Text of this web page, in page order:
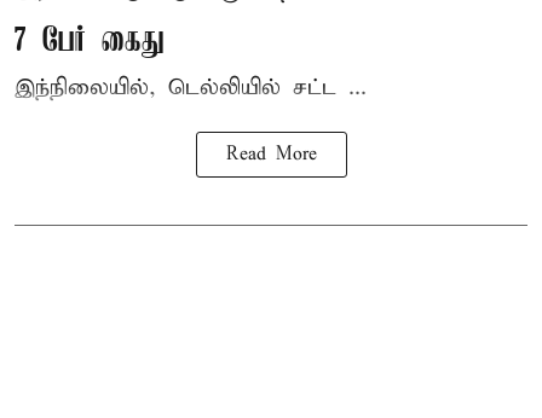
7 பேர் கைது
இந்நிலையில், டெல்லியில் சட்ட ...
Read More